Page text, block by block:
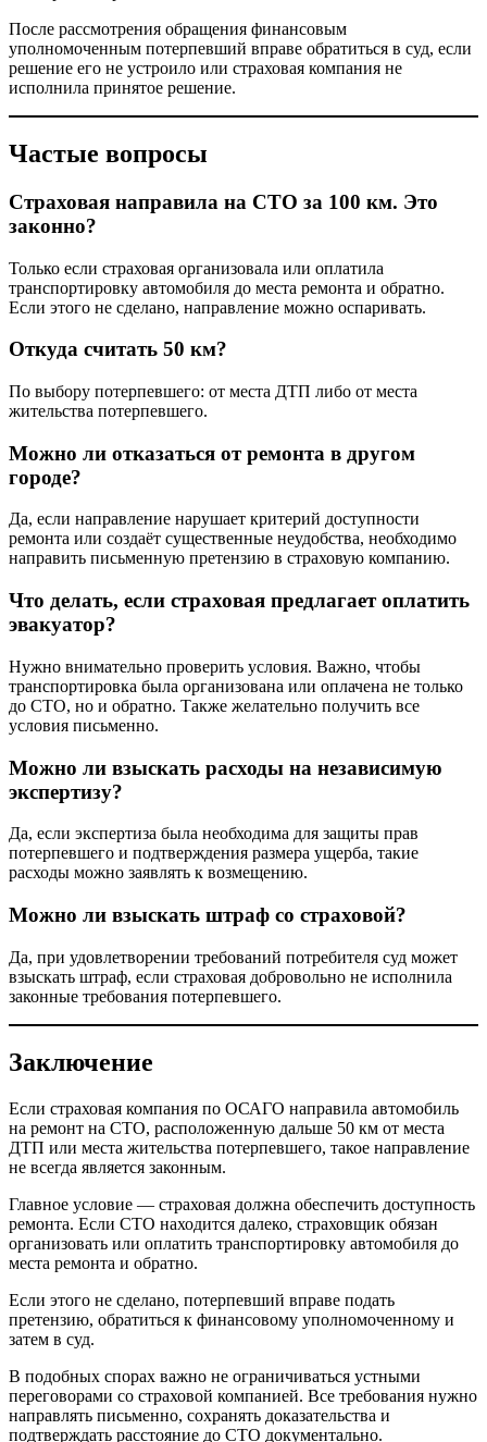
После рассмотрения обращения финансовым
уполномоченным потерпевший вправе обратиться в суд, если
решение его не устроило или страховая компания не
исполнила принятое решение.
Частые вопросы
Страховая направила на СТО за 100 км. Это
законно?
Только если страховая организовала или оплатила
транспортировку автомобиля до места ремонта и обратно.
Если этого не сделано, направление можно оспаривать.
Откуда считать 50 км?
По выбору потерпевшего: от места ДТП либо от места
жительства потерпевшего.
Можно ли отказаться от ремонта в другом
городе?
Да, если направление нарушает критерий доступности
ремонта или создаёт существенные неудобства, необходимо
направить письменную претензию в страховую компанию.
Что делать, если страховая предлагает оплатить
эвакуатор?
Нужно внимательно проверить условия. Важно, чтобы
транспортировка была организована или оплачена не только
до СТО, но и обратно. Также желательно получить все
условия письменно.
Можно ли взыскать расходы на независимую
экспертизу?
Да, если экспертиза была необходима для защиты прав
потерпевшего и подтверждения размера ущерба, такие
расходы можно заявлять к возмещению.
Можно ли взыскать штраф со страховой?
Да, при удовлетворении требований потребителя суд может
взыскать штраф, если страховая добровольно не исполнила
законные требования потерпевшего.
Заключение
Если страховая компания по ОСАГО направила автомобиль
на ремонт на СТО, расположенную дальше 50 км от места
ДТП или места жительства потерпевшего, такое направление
не всегда является законным.
Главное условие — страховая должна обеспечить доступность
ремонта. Если СТО находится далеко, страховщик обязан
организовать или оплатить транспортировку автомобиля до
места ремонта и обратно.
Если этого не сделано, потерпевший вправе подать
претензию, обратиться к финансовому уполномоченному и
затем в суд.
В подобных спорах важно не ограничиваться устными
переговорами со страховой компанией. Все требования нужно
направлять письменно, сохранять доказательства и
подтверждать расстояние до СТО документально.